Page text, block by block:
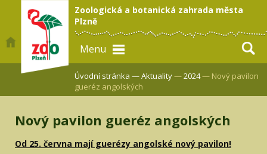
Zoologická a botanická zahrada města
Plzně
Menu
Úvodní stránka —Aktuality—2024— Nový pavilon
gueréz angolských
Nový pavilon gueréz angolských
Od 25. června mají guerézy angolské nový pavilon!